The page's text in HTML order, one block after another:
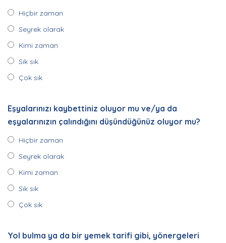
Hiçbir zaman
Seyrek olarak
Kimi zaman
Sık sık
Çok sık
Eşyalarınızı kaybettiniz oluyor mu ve/ya da
eşyalarınızın çalındığını düşündüğünüz oluyor mu?
Hiçbir zaman
Seyrek olarak
Kimi zaman
Sık sık
Çok sık
Yol bulma ya da bir yemek tarifi gibi, yönergeleri